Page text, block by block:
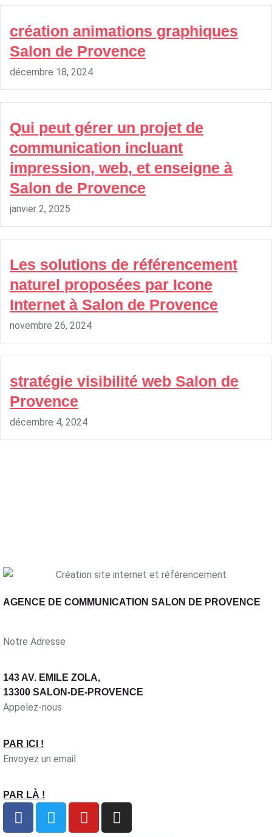
création animations graphiques
Salon de Provence
décembre 18, 2024
Qui peut gérer un projet de
communication incluant
impression, web, et enseigne à
Salon de Provence
janvier 2, 2025
Les solutions de référencement
naturel proposées par Icone
Internet à Salon de Provence
novembre 26, 2024
stratégie visibilité web Salon de
Provence
décembre 4, 2024
AGENCE DE COMMUNICATION SALON DE PROVENCE
Notre Adresse
143 AV. EMILE ZOLA,
13300 SALON-DE-PROVENCE
Appelez-nous
PAR ICI !
Envoyez un email
PAR LÀ !